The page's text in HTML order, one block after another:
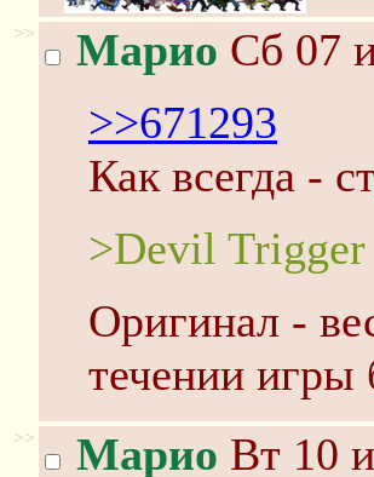
>> Марио Сб 07
>>671293
Как всегда -
>Devil Trigger
Оригинал -
течении игры
>> Марио Вт 10